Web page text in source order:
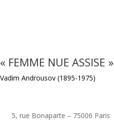
« FEMME NUE ASSISE »
Vadim Androusov (1895-1975)
5, rue Bonaparte – 75006 Paris